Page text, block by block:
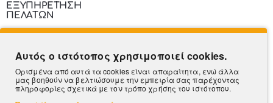
ΕΞΥΠΗΡΕΤΗΣΗ
ΠΕΛΑΤΩΝ
Τρόποι Πληρωμής
Πληροφορίες Αποστολής
Αυτός ο ιστότοπος χρησιμοποιεί cookies.
Ορισμένα από αυτά τα cookies είναι απαραίτητα, ενώ άλλα
μας βοηθούν να βελτιώσουμε την εμπειρία σας παρέχοντας
πληροφορίες σχετικά με τον τρόπο χρήσης του ιστότοπου.